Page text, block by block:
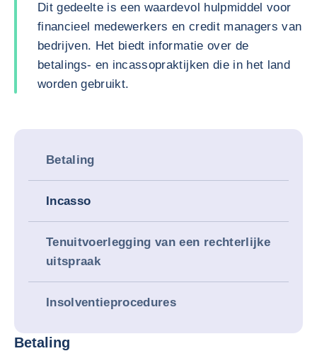
Dit gedeelte is een waardevol hulpmiddel voor
financieel medewerkers en credit managers van
bedrijven. Het biedt informatie over de
betalings- en incassopraktijken die in het land
worden gebruikt.
Betaling
Incasso
Tenuitvoerlegging van een rechterlijke
uitspraak
Insolventieprocedures
Betaling